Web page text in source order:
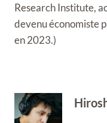
Research Institute,
devenu économiste
en 2023.)